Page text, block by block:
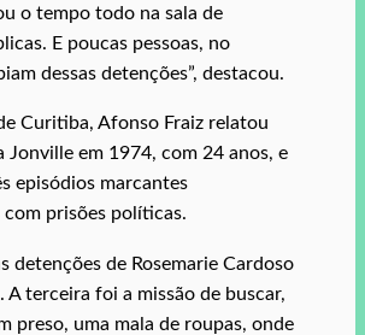
o tempo todo na sala de
E poucas pessoas, no
dessas detenções”, destacou.
Curitiba, Afonso Fraiz relatou
Jonville em 1974, com 24 anos, e
episódios marcantes
com prisões políticas.
detenções de Rosemarie Cardoso
A terceira foi a missão de buscar,
preso, uma mala de roupas, onde